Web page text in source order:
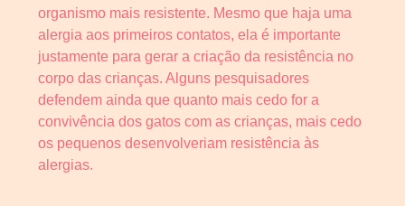
organismo mais resistente. Mesmo que haja uma
alergia aos primeiros contatos, ela é importante
justamente para gerar a criação da resistência no
corpo das crianças. Alguns pesquisadores
defendem ainda que quanto mais cedo for a
convivência dos gatos com as crianças, mais cedo
os pequenos desenvolveriam resistência às
alergias.